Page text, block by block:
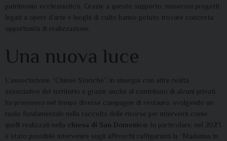
patrimonio ecclesiastico. Grazie a questo supporto, numerosi progetti
legati a opere d’arte e luoghi di culto hanno potuto trovare concreta
opportunità di realizzazione.
Una nuova luce
L’associazione “Chiese Storiche”, in sinergia con altre realtà
associative del territorio e grazie anche al contributo di alcuni privati,
ha promosso nel tempo diverse campagne di restauro, svolgendo un
ruolo fondamentale nella raccolta delle risorse per interventi come
quelli realizzati nella chiesa di San Domenico . In particolare, nel 2023
è stato possibile intervenire sugli affreschi raffiguranti la “Madonna in